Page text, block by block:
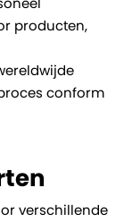
producten,
conform
verschillende